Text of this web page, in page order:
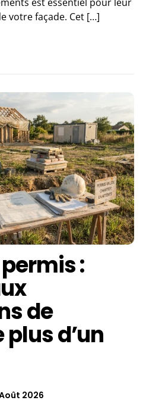
votre façade. Cet […]
:
de
d’un
2026